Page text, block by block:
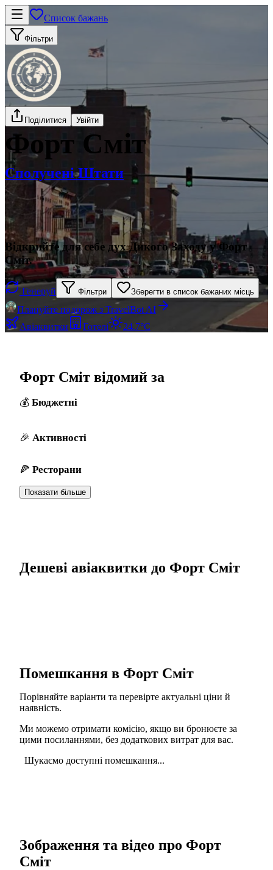
Список бажань
Фільтри
Поділитися Увійти
Форт Сміт
Сполучені Штати
Відкрийте для себе дух Дикого Заходу у Форт
Сміт.
Генеруй Фільтри Зберегти в список бажаних місць
Плануйте подорож з TravelBot AI
Авіаквитки
Готелі 24.7°C
Форт Сміт відомий за
Бюджетні
Активності
Ресторани
Показати більше
Дешеві авіаквитки до Форт Сміт
Помешкання в Форт Сміт
Порівняйте варіанти та перевірте актуальні ціни й
наявність.
Ми можемо отримати комісію, якщо ви бронюєте за
цими посиланнями, без додаткових витрат для вас.
Шукаємо доступні помешкання...
Зображення та відео про Форт
Сміт